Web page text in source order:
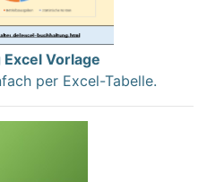
Vorlage
per Excel-Tabelle.